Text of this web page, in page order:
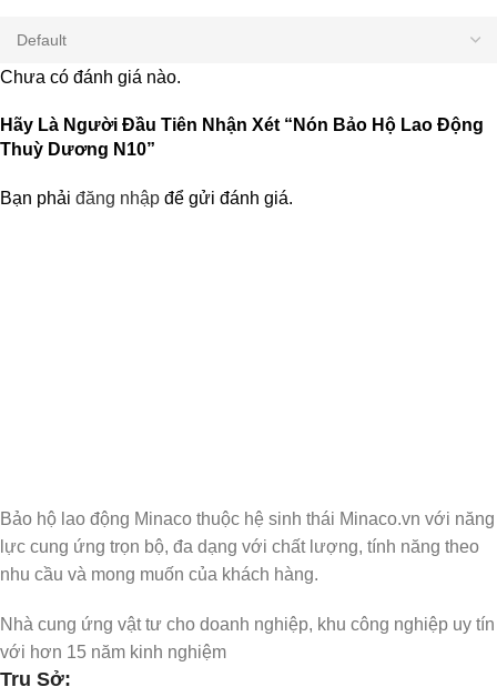
Chưa có đánh giá nào.
Hãy Là Người Đầu Tiên Nhận Xét “Nón Bảo Hộ Lao Động
Thuỳ Dương N10”
Bạn phải đăng nhập để gửi đánh giá.
Bảo hộ lao động Minaco thuộc hệ sinh thái Minaco.vn với năng
lực cung ứng trọn bộ, đa dạng với chất lượng, tính năng theo
nhu cầu và mong muốn của khách hàng.
Nhà cung ứng vật tư cho doanh nghiệp, khu công nghiệp uy tín
với hơn 15 năm kinh nghiệm
Trụ Sở: